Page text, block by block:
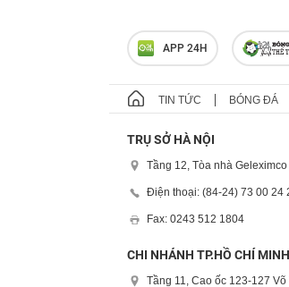
APP 24H
TIN TỨC BÓNG ĐÁ
TRỤ SỞ HÀ NỘI
Tầng 12, Tòa nhà
Điện thoại: (84-24) 73 00 24
Fax: 0243 512 1804
CHI NHÁNH TP.HỒ CHÍ MINH
Tầng 11, Cao ốc 123-127